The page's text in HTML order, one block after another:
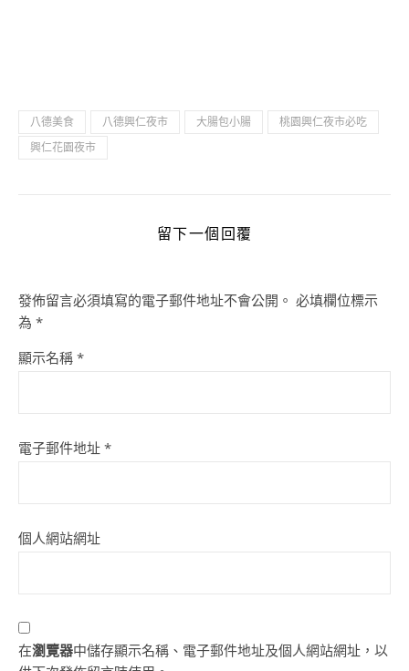
八德美食 八德興仁夜市 大腸包小腸
桃園興仁夜市必吃
興仁花園夜市
留下一個回覆
發佈留言必須填寫的電子郵件地址不會公開。 必填欄位標示
為 *
顯示名稱 *
電子郵件地址 *
個人網站網址
在瀏覽器中儲存顯示名稱、電子郵件地址及個人網站網址，以